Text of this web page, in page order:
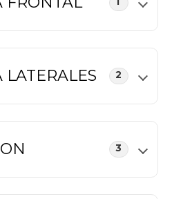
LATERALES 2
3